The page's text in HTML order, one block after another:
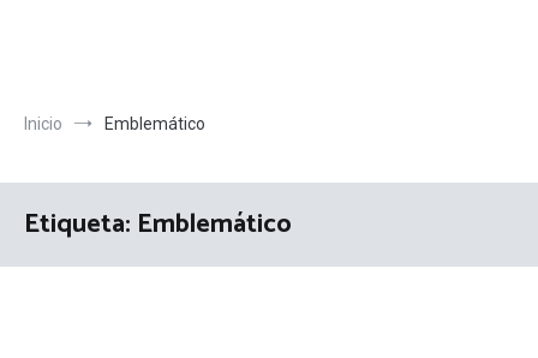
Inicio Emblemático
Etiqueta: Emblemático